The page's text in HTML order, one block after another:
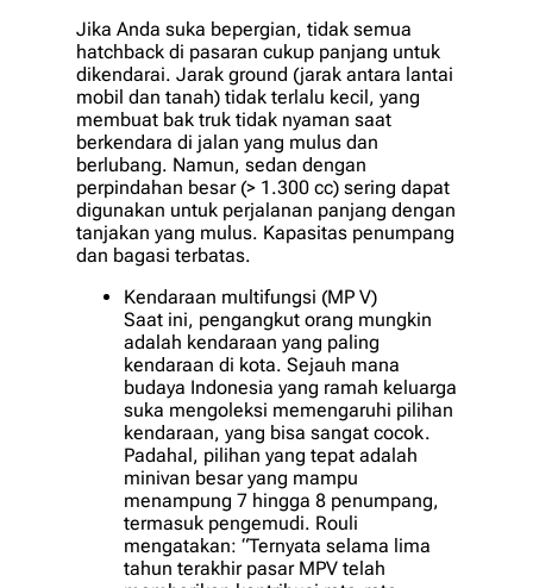
Jika Anda suka bepergian, tidak semua
hatchback di pasaran cukup panjang untuk
dikendarai. Jarak ground (jarak antara lantai
mobil dan tanah) tidak terlalu kecil, yang
membuat bak truk tidak nyaman saat
berkendara di jalan yang mulus dan
berlubang. Namun, sedan dengan
perpindahan besar (> 1.300 cc) sering dapat
digunakan untuk perjalanan panjang dengan
tanjakan yang mulus. Kapasitas penumpang
dan bagasi terbatas.
Kendaraan multifungsi (MP V)
Saat ini, pengangkut orang mungkin
adalah kendaraan yang paling
kendaraan di kota. Sejauh mana
budaya Indonesia yang ramah keluarga
suka mengoleksi memengaruhi pilihan
kendaraan, yang bisa sangat cocok.
Padahal, pilihan yang tepat adalah
minivan besar yang mampu
menampung 7 hingga 8 penumpang,
termasuk pengemudi. Rouli
mengatakan: “Ternyata selama lima
tahun terakhir pasar MPV telah